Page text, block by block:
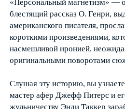
«Персональный магнетизм» ―
блестящий рассказ О. Генри,
американского писателя,
короткими произведениями,
насмешливой иронией,
оригинальными поворотами
Слушая эту историю, вы
мастер афер Джефф Питерс и
жульничеству Энди Таккер